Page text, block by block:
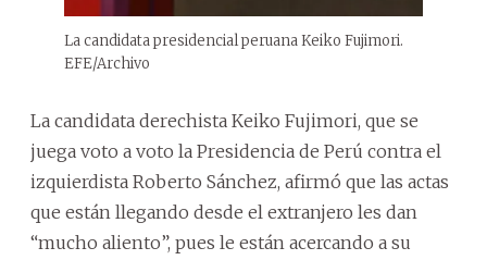
La candidata presidencial peruana Keiko Fujimori.
EFE/Archivo
La candidata derechista Keiko Fujimori, que se
juega voto a voto la Presidencia de Perú contra el
izquierdista Roberto Sánchez, afirmó que las actas
que están llegando desde el extranjero les dan
“mucho aliento”, pues le están acercando a su